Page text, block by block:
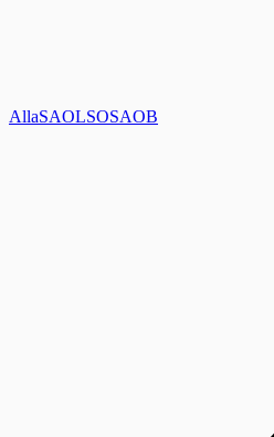
AllaSAOLSOSAOB